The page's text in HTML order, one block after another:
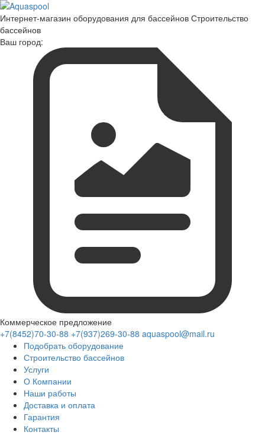
Интернет-магазин оборудования для бассейнов Строительство
бассейнов
Ваш город:
Коммерческое предложение
+7(8452)70-30-88 +7(937)269-30-88 aquaspool@mail.ru
Подобрать оборудование
Строительство бассейнов
Услуги
О Компании
Наши работы
Доставка и оплата
Гарантия
Контакты